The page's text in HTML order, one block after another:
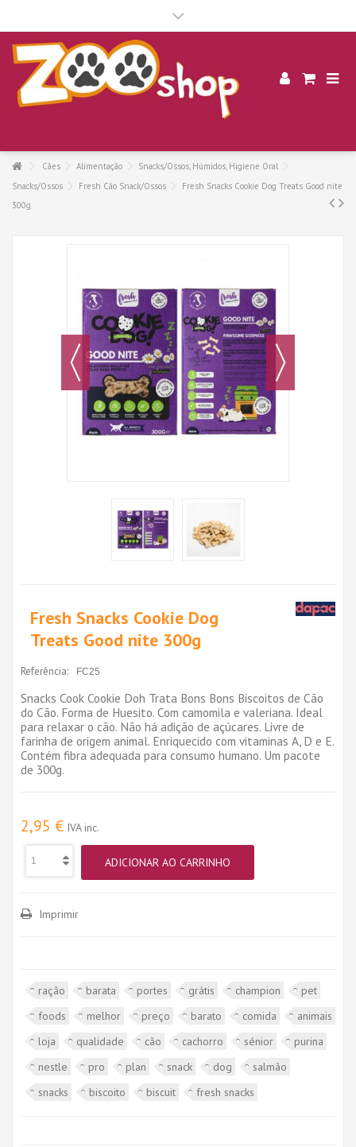
Cães Alimentação
Snacks/Ossos, Húmidos, Higiene Oral
Snacks/Ossos
Fresh Cão Snack/Ossos
Fresh Snacks Cookie Dog Treats Good nite
300g
Fresh Snacks Cookie Dog
Treats Good nite 300g
Referência: FC25
Snacks Cook Cookie Doh Trata Bons Bons Biscoitos de Cão
do Cão. Forma de Huesito. Com camomila e valeriana. Ideal
para relaxar o cão. Não há adição de açúcares. Livre de
farinha de origem animal. Enriquecido com vitaminas A, D e E.
Contém fibra adequada para consumo humano. Um pacote
de 300g.
2,95 € IVA inc.
ADICIONAR AO CARRINHO
Imprimir
ração barata portes grátis champion
pet
foods
melhor preço barato comida
animais
loja
qualidade cão cachorro sénior
purina
nestle
pro plan snack dog
salmão
snacks
biscoito biscuit fresh snacks